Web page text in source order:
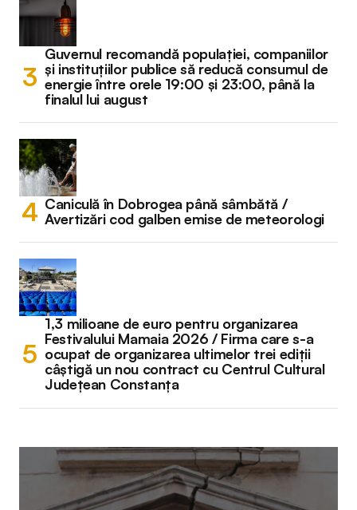
Guvernul recomandă populației, companiilor
și instituțiilor publice să reducă consumul de
energie între orele 19:00 și 23:00, până la
finalul lui august
Caniculă în Dobrogea până sâmbătă /
Avertizări cod galben emise de meteorologi
1,3 milioane de euro pentru organizarea
Festivalului Mamaia 2026 / Firma care s-a
ocupat de organizarea ultimelor trei ediții
câștigă un nou contract cu Centrul Cultural
Județean Constanța